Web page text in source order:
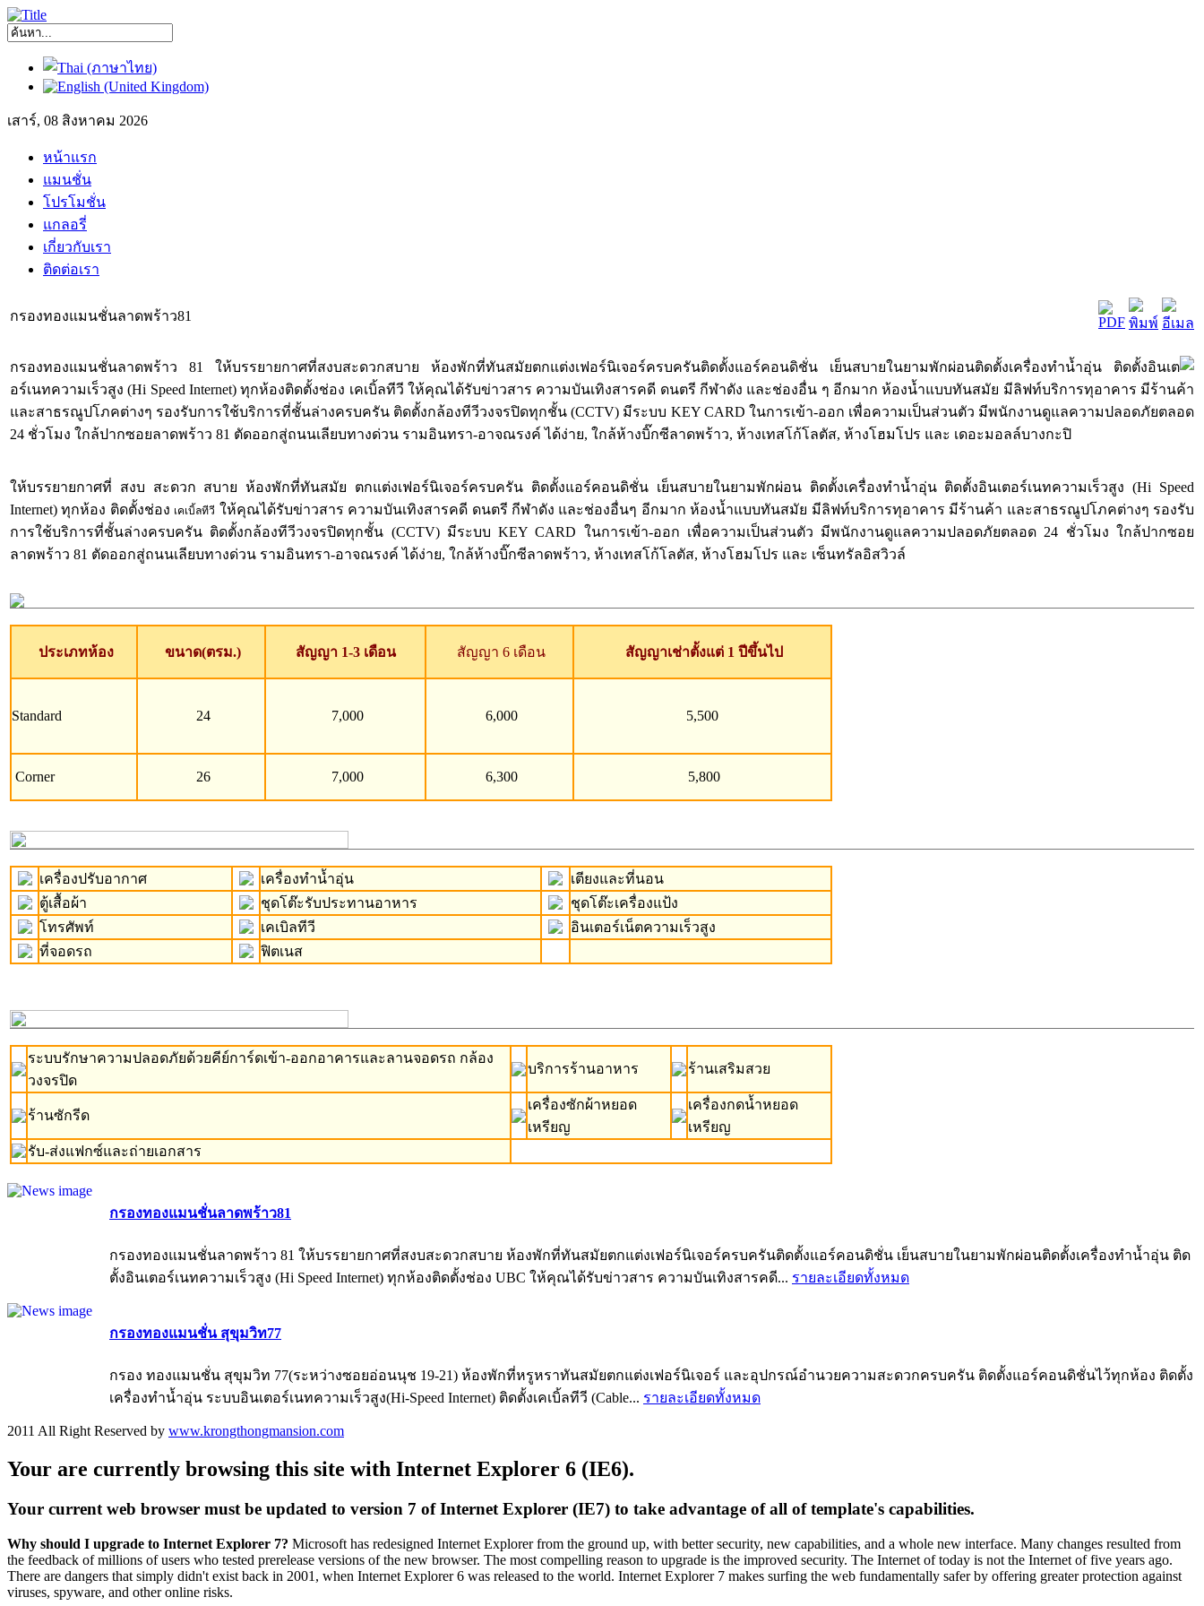
เสาร์, 08 สิงหาคม 2026
หน้าแรก
แมนชั่น
โปรโมชั่น
แกลอรี่
เกี่ยวกับเรา
ติดต่อเรา
กรองทองแมนชั่นลาดพร้าว81
กรองทองแมนชั่นลาดพร้าว 81 ให้บรรยายกาศที่สงบสะดวกสบาย ห้องพักที่ทันสมัยตกแต่งเฟอร์นิเจอร์ครบครันติดตั้งแอร์คอนดิชั่น เย็นสบายในยามพักผ่อนติดตั้งเครื่องทำน้ำอุ่น ติดตั้งอินเต
อร์เนทความเร็วสูง (Hi Speed Internet) ทุกห้องติดตั้งช่อง เคเบิ้ลทีวี ให้คุณได้รับข่าวสาร ความบันเทิงสารคดี ดนตรี กีฬาดัง และช่องอื่น ๆ อีกมาก ห้องน้ำแบบทันสมัย มีลิฟท์บริการทุอาคาร มีร้านค้า
และสาธรณูปโภคต่างๆ รองรับการใช้บริการที่ชั้นล่างครบครัน ติดตั้งกล้องทีวีวงจรปิดทุกชั้น (CCTV) มีระบบ KEY CARD ในการเข้า-ออก เพื่อความเป็นส่วนตัว มีพนักงานดูแลความปลอดภัยตลอด
24 ชั่วโมง ใกล้ปากซอยลาดพร้าว 81 ตัดออกสู่ถนนเลียบทางด่วน รามอินทรา-อาจณรงค์ ได้ง่าย, ใกล้ห้างบิ๊กซีลาดพร้าว, ห้างเทสโก้โลตัส, ห้างโฮมโปร และ เดอะมอลล์บางกะปิ
ให้บรรยายกาศที่ สงบ สะดวก สบาย ห้องพักที่ทันสมัย ตกแต่งเฟอร์นิเจอร์ครบครัน ติดตั้งแอร์คอนดิชั่น เย็นสบายในยามพักผ่อน ติดตั้งเครื่องทำน้ำอุ่น ติดตั้งอินเตอร์เนทความเร็วสูง (Hi Speed
Internet) ทุกห้อง ติดตั้งช่อง เคเบิ้ลทีวี ให้คุณได้รับข่าวสาร ความบันเทิงสารคดี ดนตรี กีฬาดัง และช่องอื่นๆ อีกมาก ห้องน้ำแบบทันสมัย มีลิฟท์บริการทุอาคาร มีร้านค้า และสาธรณูปโภคต่างๆ รองรับ
การใช้บริการที่ชั้นล่างครบครัน ติดตั้งกล้องทีวีวงจรปิดทุกชั้น (CCTV) มีระบบ KEY CARD ในการเข้า-ออก เพื่อความเป็นส่วนตัว มีพนักงานดูแลความปลอดภัยตลอด 24 ชั่วโมง ใกล้ปากซอย
ลาดพร้าว 81 ตัดออกสู่ถนนเลียบทางด่วน รามอินทรา-อาจณรงค์ ได้ง่าย, ใกล้ห้างบิ๊กซีลาดพร้าว, ห้างเทสโก้โลตัส, ห้างโฮมโปร และ เซ็นทรัลอิสวิวล์
ประเภทห้อง ขนาด(ตรม.) สัญญา 1-3 เดือน สัญญา 6 เดือน สัญญาเช่าตั้งแต่ 1 ปีขึ้นไป
Standard 24 7,000 6,000 5,500
Corner 26 7,000 6,300 5,800
เครื่องปรับอากาศ เครื่องทำน้ำอุ่น
เตียงและที่นอน
ตู้เสื้อผ้า
ชุดโต๊ะรับประทานอาหาร
ชุดโต๊ะเครื่องแป้ง
โทรศัพท์
เคเบิลทีวี
อินเตอร์เน็ตความเร็วสูง
ที่จอดรถ
ฟิตเนส
ระบบรักษาความปลอดภัยด้วยคีย์การ์ดเข้า-ออกอาคารและลานจอดรถ กล้อง
วงจรปิด
บริการร้านอาหาร ร้านเสริมสวย
ร้านซักรีด
เครื่องซักผ้าหยอด
เหรียญ
เครื่องกดน้ำหยอด
เหรียญ
รับ-ส่งแฟกซ์และถ่ายเอกสาร
กรองทองแมนชั่นลาดพร้าว81
กรองทองแมนชั่นลาดพร้าว 81 ให้บรรยายกาศที่สงบสะดวกสบาย ห้องพักที่ทันสมัยตกแต่งเฟอร์นิเจอร์ครบครันติดตั้งแอร์คอนดิชั่น เย็นสบายในยามพักผ่อนติดตั้งเครื่องทำน้ำอุ่น ติด
ตั้งอินเตอร์เนทความเร็วสูง (Hi Speed Internet) ทุกห้องติดตั้งช่อง UBC ให้คุณได้รับข่าวสาร ความบันเทิงสารคดี... รายละเอียดทั้งหมด
กรองทองแมนชั่น สุขุมวิท77
กรอง ทองแมนชั่น สุขุมวิท 77(ระหว่างซอยอ่อนนุช 19-21) ห้องพักที่หรูหราทันสมัยตกแต่งเฟอร์นิเจอร์ และอุปกรณ์อำนวยความสะดวกครบครัน ติดตั้งแอร์คอนดิชั่นไว้ทุกห้อง ติดตั้ง
เครื่องทำน้ำอุ่น ระบบอินเตอร์เนทความเร็วสูง(Hi-Speed Internet) ติดตั้งเคเบิ้ลทีวี (Cable... รายละเอียดทั้งหมด
2011 All Right Reserved by www.krongthongmansion.com
Your are currently browsing this site with Internet Explorer 6 (IE6).
Your current web browser must be updated to version 7 of Internet Explorer (IE7) to take advantage of all of template's capabilities.
Why should I upgrade to Internet Explorer 7? Microsoft has redesigned Internet Explorer from the ground up, with better security, new capabilities, and a whole new interface. Many changes resulted from
the feedback of millions of users who tested prerelease versions of the new browser. The most compelling reason to upgrade is the improved security. The Internet of today is not the Internet of five years ago.
There are dangers that simply didn't exist back in 2001, when Internet Explorer 6 was released to the world. Internet Explorer 7 makes surfing the web fundamentally safer by offering greater protection against
viruses, spyware, and other online risks.